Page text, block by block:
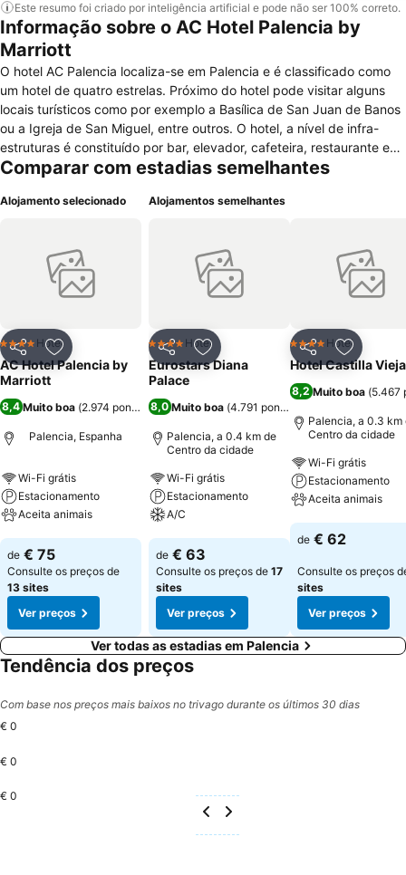
Este resumo foi criado por inteligência artificial e pode não ser 100% correto.
Informação sobre o AC Hotel Palencia by
Marriott
O hotel AC Palencia localiza-se em Palencia e é classificado como
um hotel de quatro estrelas. Próximo do hotel pode visitar alguns
locais turísticos como por exemplo a Basílica de San Juan de Banos
ou a Igreja de San Miguel, entre outros. O hotel, a nível de infra-
estruturas é constituído por bar, elevador, cafeteira, restaurante e
na entrada do hotel pode dispor de TV e lareira. Existe biblioteca,
estacionamento. Se preferir pode desfrutar de academia de
serviços de negócios, serviços de casamento e o hotel oferece café
da manhã de cortesia aos seus hóspedes. O hotel remonta a 2001 e
apresenta 65 quartos distribuídos por 3 andares, no qual estão
vista, chuveiro e banheira juntos. Além disso estão aptos a receber
bebés tendo berços disponíveis.
Comparar com estadias semelhantes
Alojamento selecionado
PartilharAdicionar aos favoritos
4 EstrelasHotel
AC Hotel Palencia by
Marriott
8,4 Muito boa (2.974 pontuações)
Palencia, Espanha
Wi-Fi grátis
Estacionamento
Aceita animais
Ver preços
de € 75
Consulte os preços de
13 sites
Ver preços
Alojamentos semelhantes
PartilharAdicionar aos favoritos
4 EstrelasHotel
Eurostars Diana
Palace
8,0 Muito boa (4.791 pontuações
Palencia, a 0.4 km de
Centro da cidade
Wi-Fi grátis
Estacionamento
A/C
Ver preços
de € 63
Consulte os preços de 17
sites
Ver preços
Partilhar
4 EstrelasHotel
Hotel Castilla Vieja
8,2 Muito boa (5.467
Palencia, a 0.3 km
Centro da cidade
Wi-Fi grátis
Estacionamento
Aceita animais
Ver preços
de € 62
Consulte os preços
sites
Ver preços
Ver todas as estadias em Palencia
Tendência dos preços
Com base nos preços mais baixos no trivago durante os últimos 30 dias
€ 0
€ 0
€ 0